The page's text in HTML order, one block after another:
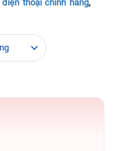
thoại chính hãng,
màn hình Samsung
uy tín gần khu vực